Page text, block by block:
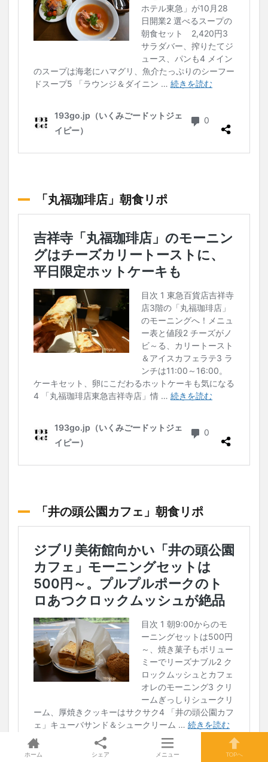
「丸福珈琲店」朝食リポ
「井の頭公園カフェ」朝食リポ
ホーム シェア メニュー TOPへ